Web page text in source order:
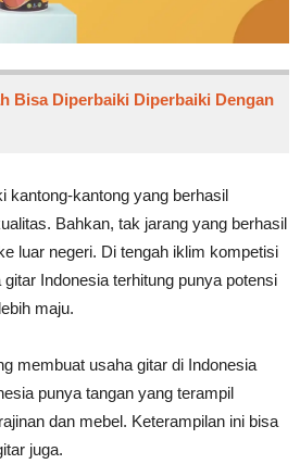
Bisa Diperbaiki Diperbaiki Dengan
kantong-kantong yang berhasil
Bahkan, tak jarang yang berhasil
luar negeri. Di tengah iklim kompetisi
Indonesia terhitung punya potensi
maju.
membuat usaha gitar di Indonesia
punya tangan yang terampil
dan mebel. Keterampilan ini bisa
juga.